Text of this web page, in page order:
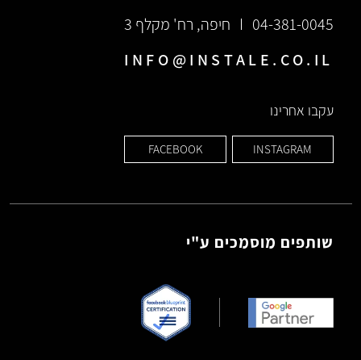
04-381-0045
חיפה, רח' מקלף 3
INFO@INSTALE.CO.IL
עקבו אחרינו
INSTAGRAM
FACEBOOK
שותפים מוסמכים ע"י